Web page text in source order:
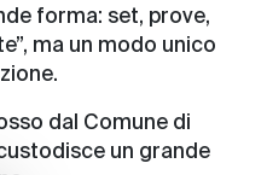
forma: set, prove,
ma un modo unico
dal Comune di
un grande